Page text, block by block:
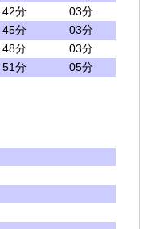
分
03分
分
03分
分
03分
分 05分